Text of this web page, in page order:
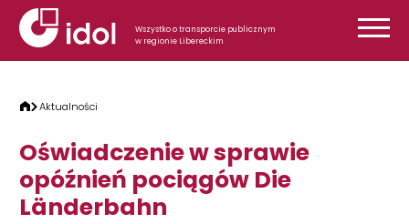
Przejdź do treści
Wszystko o transporcie publicznym
w regionie Libereckim
Aktualności
Oświadczenie w sprawie
opóźnień pociągów Die
Länderbahn